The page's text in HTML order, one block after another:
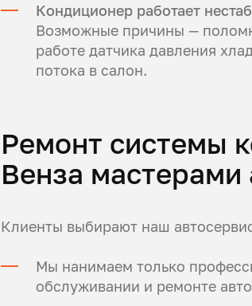
Кондиционер работает
Возможные причины —
работе датчика давления
потока в салон.
Ремонт системы
Венза мастерами
Клиенты выбирают наш
Мы нанимаем только
обслуживании и ремонте